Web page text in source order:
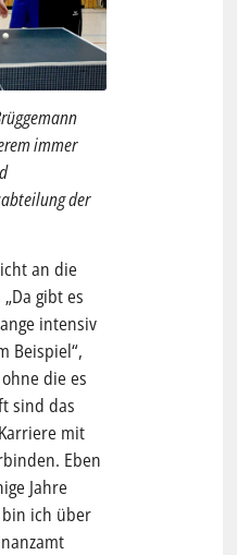
immer
der
an die
gibt es
intensiv
Beispiel“,
die es
sind das
mit
Eben
Jahre
ich über